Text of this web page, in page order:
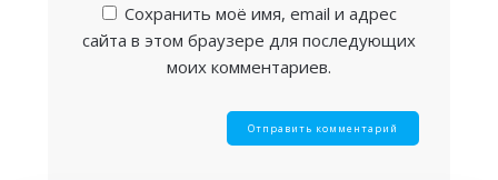
Сохранить моё имя, email и адрес
сайта в этом браузере для последующих
моих комментариев.